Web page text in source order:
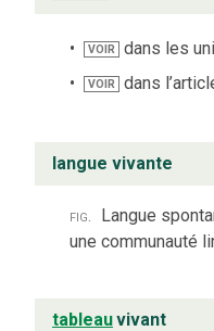
VOIR dans les
VOIR dans
langue vivante
fig.
Langue
une communauté
tableauvivant